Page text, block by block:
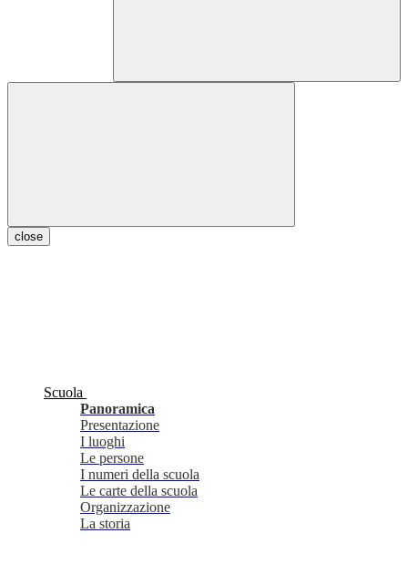
close
Scuola
Panoramica
Presentazione
I luoghi
Le persone
I numeri della scuola
Le carte della scuola
Organizzazione
La storia